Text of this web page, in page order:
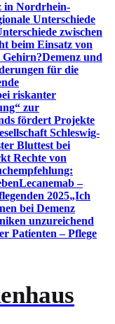
in Nordrhein-
Unterschiede
zwischen
beim Einsatz von
Gehirn?Demenz und
für die
riskanter
zur
fördert Projekte
Schleswig-
Bluttest bei
Rechte von
Lecanemab –
2025„Ich
bei Demenz
unzureichend
Patienten – Pflege